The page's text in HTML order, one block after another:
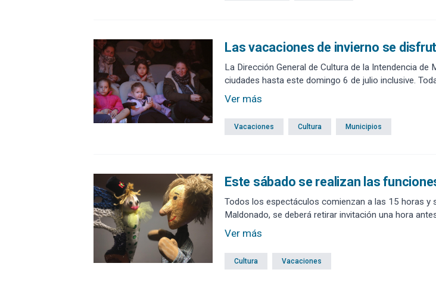
Las vacaciones de invierno se
La Dirección General de Cultura de la Intendencia
ciudades hasta este domingo 6 de julio inclusive.
Ver más
Vacaciones Cultura Municipios
Este sábado se realizan las
Todos los espectáculos comienzan a las 15 horas y
Maldonado, se deberá retirar invitación una hora
Ver más
Cultura Vacaciones